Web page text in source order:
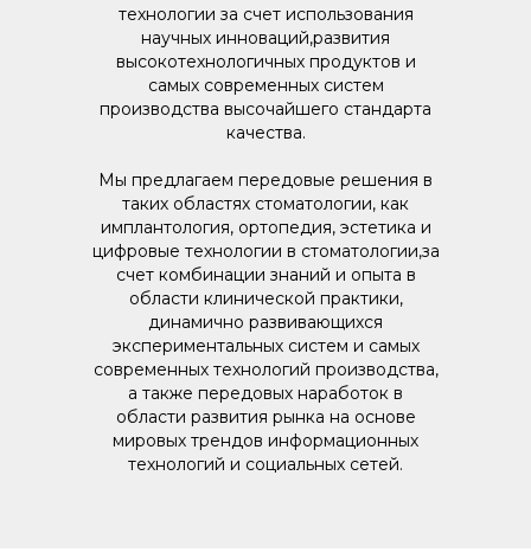
технологии за счет использования
научных инноваций,развития
высокотехнологичных продуктов и
самых современных систем
производства высочайшего стандарта
качества.
Мы предлагаем передовые решения в
таких областях стоматологии, как
имплантология, ортопедия, эстетика и
цифровые технологии в стоматологии,за
счет комбинации знаний и опыта в
области клинической практики,
динамично развивающихся
экспериментальных систем и самых
современных технологий производства,
а также передовых наработок в
области развития рынка на основе
мировых трендов информационных
технологий и социальных сетей.